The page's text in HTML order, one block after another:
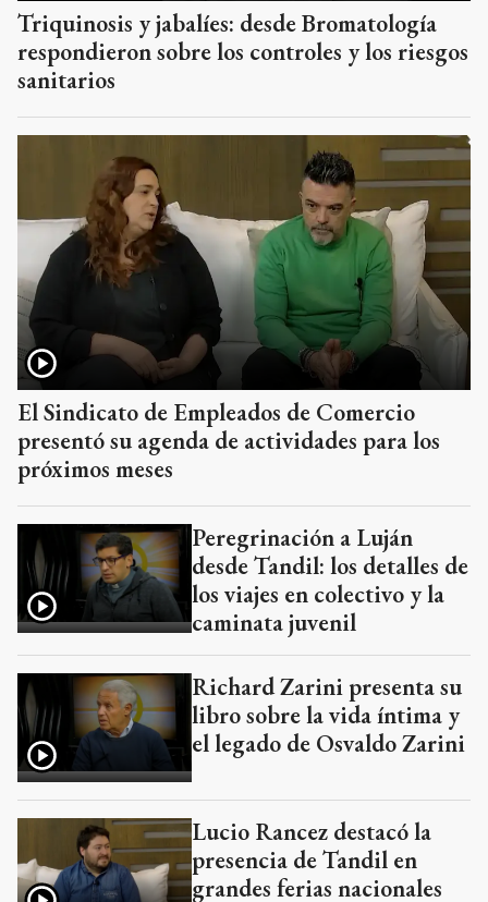
Triquinosis y jabalíes: desde Bromatología
respondieron sobre los controles y los riesgos
sanitarios
El Sindicato de Empleados de Comercio
presentó su agenda de actividades para los
próximos meses
Peregrinación a Luján
desde Tandil: los detalles de
los viajes en colectivo y la
caminata juvenil
Richard Zarini presenta su
libro sobre la vida íntima y
el legado de Osvaldo Zarini
Lucio Rancez destacó la
presencia de Tandil en
grandes ferias nacionales